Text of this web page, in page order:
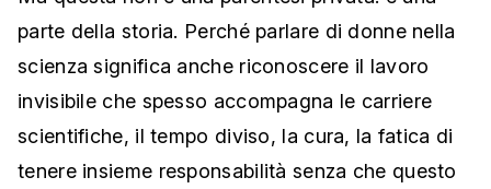
parte della storia. Perché parlare di donne nella
scienza significa anche riconoscere il lavoro
invisibile che spesso accompagna le carriere
scientifiche, il tempo diviso, la cura, la fatica di
tenere insieme responsabilità senza che questo